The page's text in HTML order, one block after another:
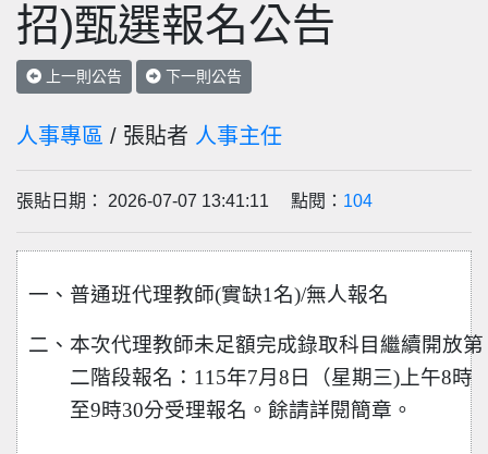
招)甄選報名公告
上一則公告 下一則公告
人事專區 / 張貼者 人事主任
張貼日期： 2026-07-07 13:41:11 點閱： 104
一、普通班代理教師(實缺1名)/無人報名
二、本次代理教師未足額完成錄取科目繼續開放第
二階段報名：115年7月8日（星期三)上午8時
至9時30分受理報名。餘請詳閱簡章。